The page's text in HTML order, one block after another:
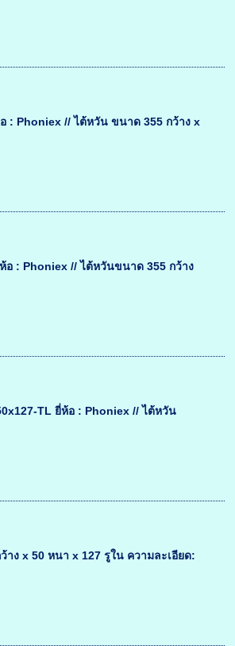
: Phoniex // ไต้หวัน ขนาด 355 กว้าง x
อ : Phoniex // ไต้หวันขนาด 355 กว้าง
TL ยี่ห้อ : Phoniex // ไต้หวัน
ง x 50 หนา x 127 รูใน ความละเอียด: